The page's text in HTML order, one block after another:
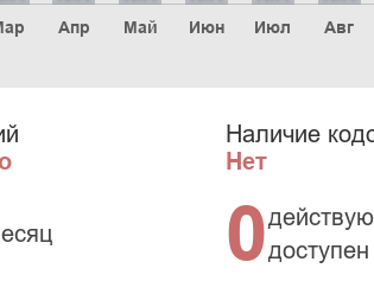
Апр Май Июн Июл Авг
Наличие
Нет
0доступен